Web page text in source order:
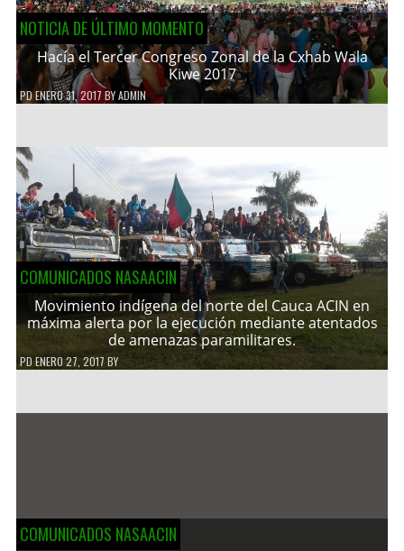
NOTICIA DE ÚLTIMO MOMENTO
Hacía el Tercer Congreso Zonal de la Cxhab Wala
Kiwe 2017
PDENERO 31, 2017 BYADMIN
COMUNICADOS NASAACIN
Movimiento indígena del norte del Cauca ACIN en
máxima alerta por la ejecución mediante atentados
de amenazas paramilitares.
PDENERO 27, 2017 BY
COMUNICADOS NASAACIN